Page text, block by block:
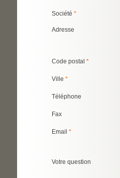
Société *
Adresse
Code postal *
Ville *
Téléphone
Fax
Email *
Votre question